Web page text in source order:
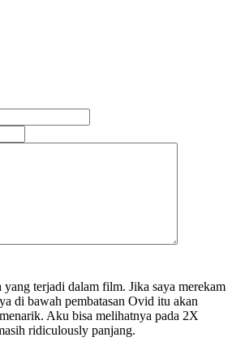
yang terjadi dalam film. Jika saya merekam
di bawah pembatasan Ovid itu akan
Aku bisa melihatnya pada 2X
ridiculously panjang.